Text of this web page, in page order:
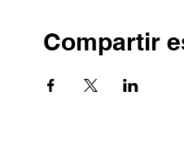
Compartir